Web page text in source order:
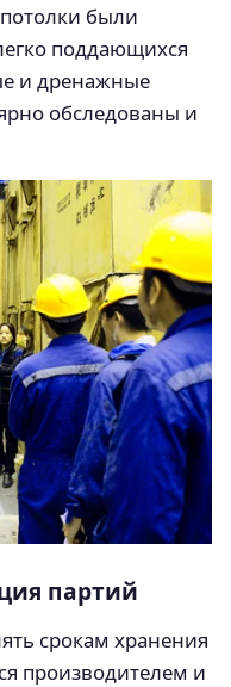
были
поддающихся
и дренажные
обследованы и
партий
срокам хранения
производителем и